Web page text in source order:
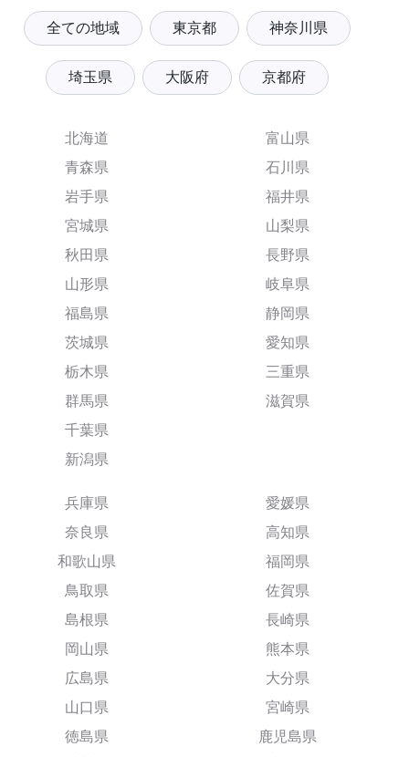
全ての地域 東京都 神奈川県
埼玉県 大阪府 京都府
北海道
青森県
岩手県
宮城県
秋田県
山形県
福島県
茨城県
栃木県
群馬県
千葉県
新潟県
富山県
石川県
福井県
山梨県
長野県
岐阜県
静岡県
愛知県
三重県
滋賀県
兵庫県
奈良県
和歌山県
鳥取県
島根県
岡山県
広島県
山口県
徳島県
愛媛県
高知県
福岡県
佐賀県
長崎県
熊本県
大分県
宮崎県
鹿児島県